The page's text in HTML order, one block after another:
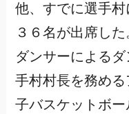
他、すでに選手
３６名が出席し
ダンサーによる
手村村長を務め
子バスケットボ